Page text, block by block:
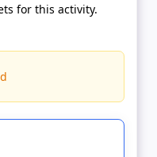
for this activity.